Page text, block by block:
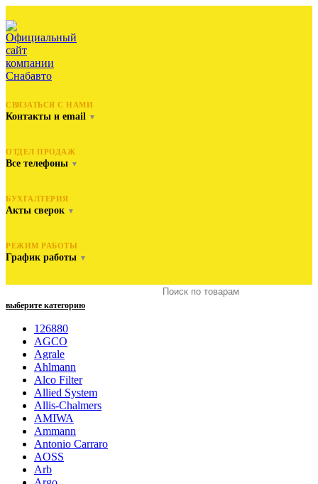
СВЯЗАТЬСЯ С НАМИ
Контакты и email ▼
ОТДЕЛ ПРОДАЖ
Все телефоны ▼
БУХГАЛТЕРИЯ
Акты сверок ▼
РЕЖИМ РАБОТЫ
График работы ▼
выберите категорию
126880
AGCO
Agrale
Ahlmann
Alco Filter
Allied System
Allis-Chalmers
AMIWA
Ammann
Antonio Carraro
AOSS
Arb